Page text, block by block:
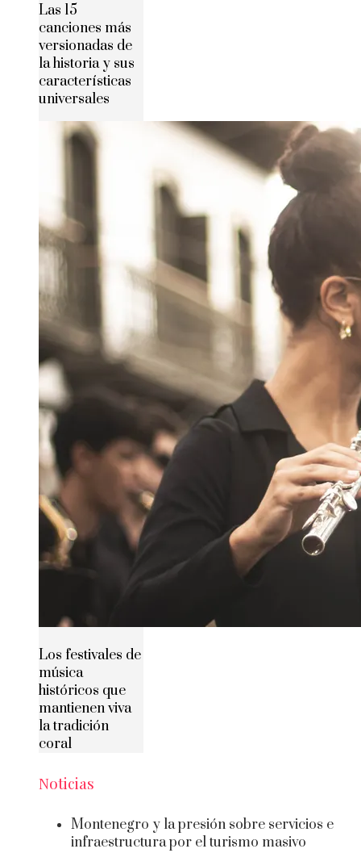
Las 15
canciones más
versionadas de
la historia y sus
características
universales
Los festivales de
música
históricos que
mantienen viva
la tradición
coral
Noticias
Montenegro y la presión sobre servicios e
infraestructura por el turismo masivo